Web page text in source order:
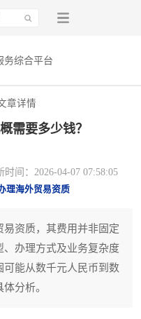
务综合平台
章详情
需要多少钱？
时间：2026-04-07 07:58:05
理海外贸易资质
资质，其费用并非固定
办理方式及业务复杂度
可能从数千元人民币到数
分析。